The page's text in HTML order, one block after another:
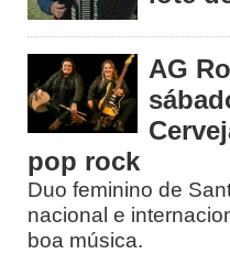
AG
pop rock
Duo feminino de
nacional e
boa música.